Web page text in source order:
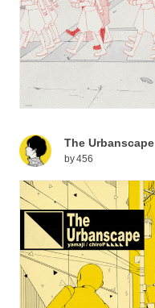
The Urbanscape
by456